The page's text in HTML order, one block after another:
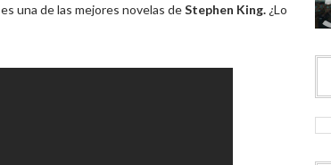
es una de las mejores novelas deStephen King. ¿Lo